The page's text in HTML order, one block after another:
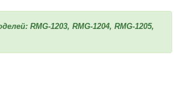
RMG-1203, RMG-1204, RMG-1205,